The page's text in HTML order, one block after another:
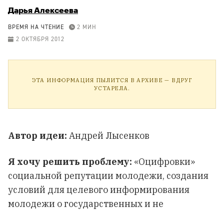
Дарья Алексеева
ВРЕМЯ НА ЧТЕНИЕ
2 МИН
2 ОКТЯБРЯ 2012
ЭТА ИНФОРМАЦИЯ ПЫЛИТСЯ В АРХИВЕ — ВДРУГ
УСТАРЕЛА.
Автор идеи: Андрей Лысенков
Я хочу решить проблему: «Оцифровки»
социальной репутации молодежи, создания
условий для целевого информирования
молодежи о государственных и не